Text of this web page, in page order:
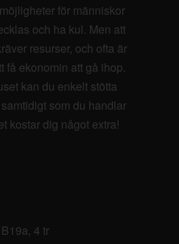
för människor
och ha kul. Men att
resurser, och ofta är
få ekonomin att gå ihop.
kan du enkelt stötta
som du handlar
kostar dig något extra!
4 tr